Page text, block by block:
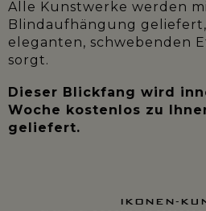
Alle Kunstwerke werden
Blindaufhängung
eleganten, schwebenden
sorgt.
Dieser Blickfang wird
Woche kostenlos zu
geliefert.
IKONEN-